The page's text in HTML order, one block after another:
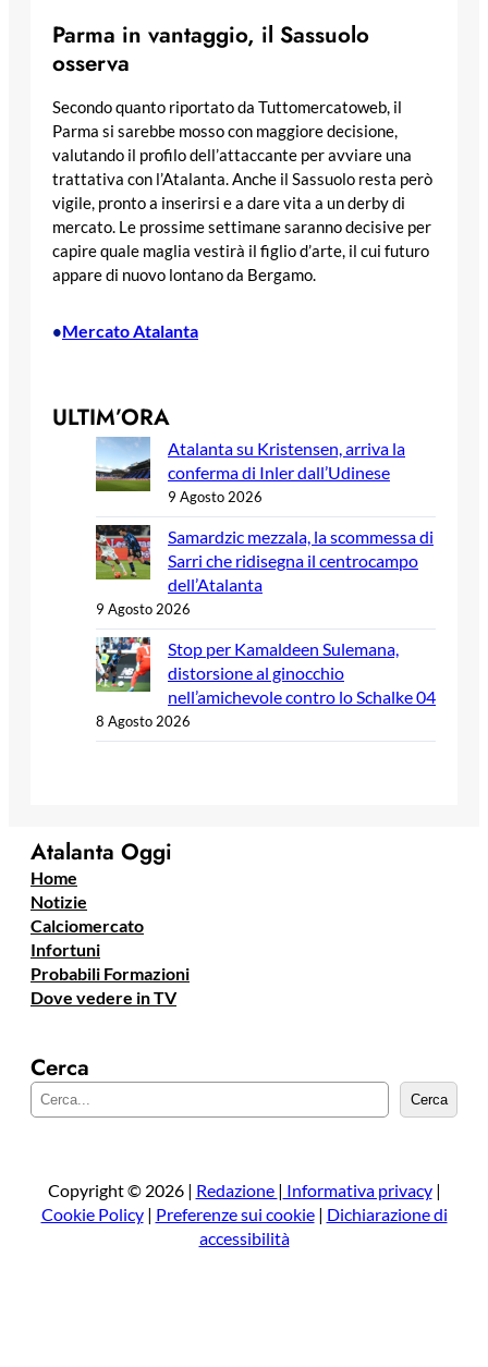
Parma in vantaggio, il Sassuolo
osserva
Secondo quanto riportato da Tuttomercatoweb, il
Parma si sarebbe mosso con maggiore decisione,
valutando il profilo dell’attaccante per avviare una
trattativa con l’Atalanta. Anche il Sassuolo resta però
vigile, pronto a inserirsi e a dare vita a un derby di
mercato. Le prossime settimane saranno decisive per
capire quale maglia vestirà il figlio d’arte, il cui futuro
appare di nuovo lontano da Bergamo.
•Mercato Atalanta
ULTIM’ORA
Atalanta su Kristensen, arriva la
conferma di Inler dall’Udinese
9 Agosto 2026
Samardzic mezzala, la scommessa di
Sarri che ridisegna il centrocampo
dell’Atalanta
9 Agosto 2026
Stop per Kamaldeen Sulemana,
distorsione al ginocchio
nell’amichevole contro lo Schalke 04
8 Agosto 2026
Atalanta Oggi
Home
Notizie
Calciomercato
Infortuni
Probabili Formazioni
Dove vedere in TV
Cerca
e
a
Cerca
Copyright © 2026 | Redazione | Informativa privacy|
Cookie Policy| Preferenze sui cookie| Dichiarazione di
accessibilità